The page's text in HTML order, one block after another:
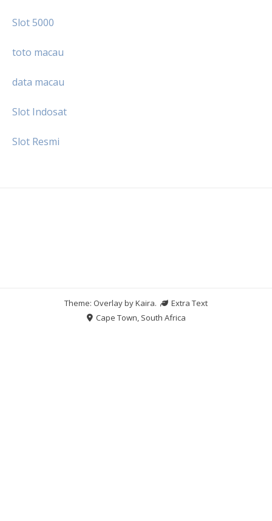
Slot 5000
toto macau
data macau
Slot Indosat
Slot Resmi
Theme: Overlay byKaira.
Extra Text
Cape Town, South Africa